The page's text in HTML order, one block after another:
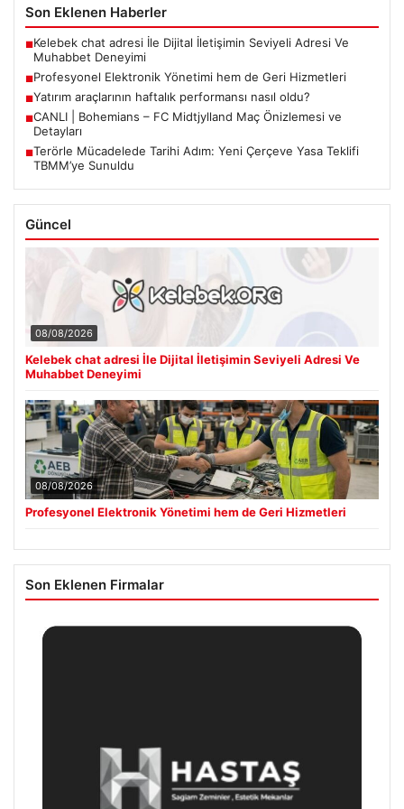
Son Eklenen Haberler
■Kelebek chat adresi İle Dijital İletişimin Seviyeli Adresi Ve
Muhabbet Deneyimi
■Profesyonel Elektronik Yönetimi hem de Geri Hizmetleri
■Yatırım araçlarının haftalık performansı nasıl oldu?
■CANLI | Bohemians – FC Midtjylland Maç Önizlemesi ve
Detayları
■Terörle Mücadelede Tarihi Adım: Yeni Çerçeve Yasa Teklifi
TBMM’ye Sunuldu
Güncel
08/08/2026
Kelebek chat adresi İle Dijital İletişimin Seviyeli Adresi Ve
Muhabbet Deneyimi
08/08/2026
Profesyonel Elektronik Yönetimi hem de Geri Hizmetleri
Son Eklenen Firmalar